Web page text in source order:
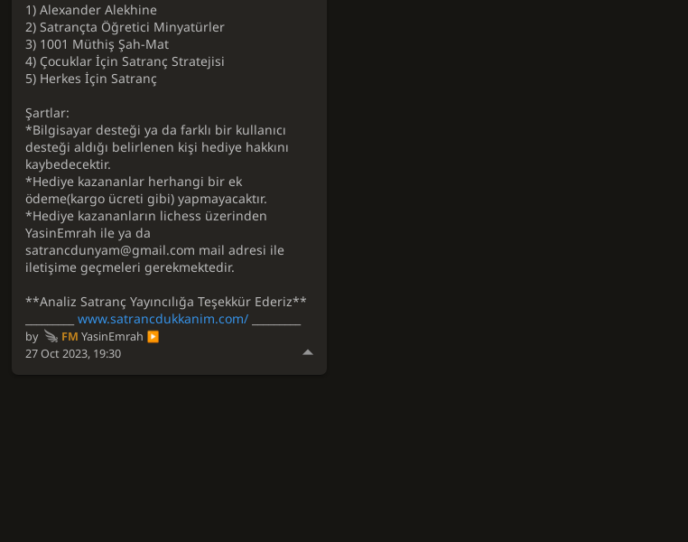
1) Alexander Alekhine
2) Satrançta Öğretici Minyatürler
3) 1001 Müthiş Şah-Mat
4) Çocuklar İçin Satranç Stratejisi
5) Herkes İçin Satranç
Şartlar:
*Bilgisayar desteği ya da farklı bir kullanıcı
desteği aldığı belirlenen kişi hediye hakkını
kaybedecektir.
*Hediye kazananlar herhangi bir ek
ödeme(kargo ücreti gibi) yapmayacaktır.
*Hediye kazananların lichess üzerinden
YasinEmrah ile ya da
satrancdunyam@gmail.com mail adresi ile
iletişime geçmeleri gerekmektedir.
**Analiz Satranç Yayıncılığa Teşekkür Ederiz**
_________www.satrancdukkanim.com/
by FM YasinEmrah
27 Oct 2023, 19:30